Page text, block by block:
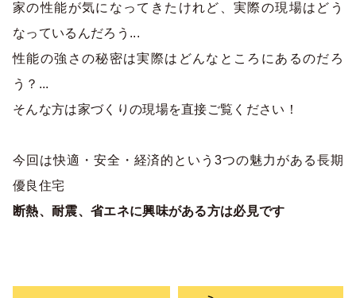
家の性能が気になってきたけれど、実際の現場はどう
なっているんだろう...
性能の強さの秘密は実際はどんなところにあるのだろ
う？...
そんな方は家づくりの現場を直接ご覧ください！
今回は快適・安全・経済的という3つの魅力がある長期
優良住宅
断熱、耐震、省エネに興味がある方は必見です